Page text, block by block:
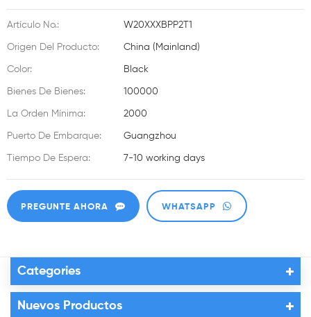
Artículo No.: W20XXXBPP2T1
Origen Del Producto: China (Mainland)
Color: Black
Bienes De Bienes: 100000
La Orden Mínima: 2000
Puerto De Embarque: Guangzhou
Tiempo De Espera: 7-10 working days
PREGUNTE AHORA WHATSAPP
Categories
Nuevos Productos